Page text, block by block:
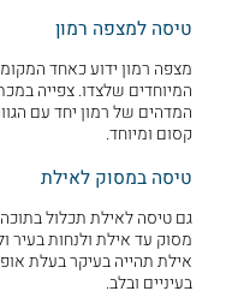
טיסה למצפה רמון
מצפה רמון ידוע כאחד
המיוחדים שלצדו. צפייה
המדהים של רמון יחד עם
קסום ומיוחד.
טיסה במסוק לאילת
גם טיסה לאילת תכלול
מסוק עד אילת ולנחות בעיר
אילת תהייה בעיקר בעלת
בעיניים ובלב.